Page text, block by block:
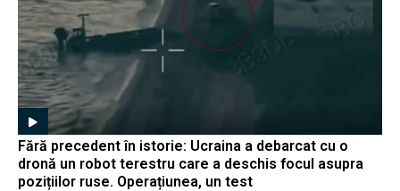
Fără precedent în istorie: Ucraina a debarcat cu o
dronă un robot terestru care a deschis focul asupra
pozițiilor ruse. Operațiunea, un test